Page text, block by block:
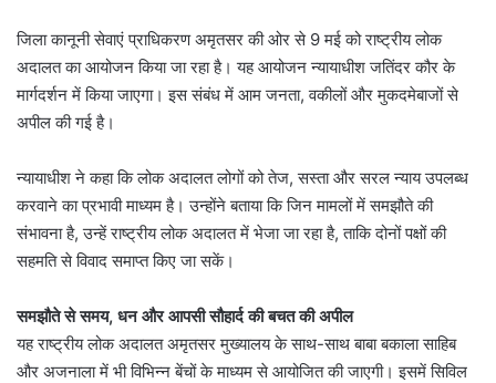
जिला कानूनी सेवाएं प्राधिकरण अमृतसर की ओर से 9 मई को राष्ट्रीय लोक
अदालत का आयोजन किया जा रहा है। यह आयोजन न्यायाधीश जतिंदर कौर के
मार्गदर्शन में किया जाएगा। इस संबंध में आम जनता, वकीलों और मुकदमेबाजों से
अपील की गई है।
न्यायाधीश ने कहा कि लोक अदालत लोगों को तेज, सस्ता और सरल न्याय उपलब्ध
करवाने का प्रभावी माध्यम है। उन्होंने बताया कि जिन मामलों में समझौते की
संभावना है, उन्हें राष्ट्रीय लोक अदालत में भेजा जा रहा है, ताकि दोनों पक्षों की
सहमति से विवाद समाप्त किए जा सकें।
समझौते से समय, धन और आपसी सौहार्द की बचत की अपील
यह राष्ट्रीय लोक अदालत अमृतसर मुख्यालय के साथ-साथ बाबा बकाला साहिब
और अजनाला में भी विभिन्न बेंचों के माध्यम से आयोजित की जाएगी। इसमें सिविल